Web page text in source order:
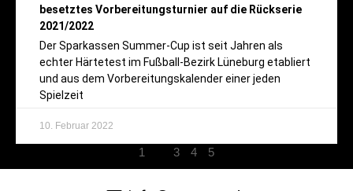
besetztes Vorbereitungsturnier auf die Rückserie
2021/2022
Der Sparkassen Summer-Cup ist seit Jahren als
echter Härtetest im Fußball-Bezirk Lüneburg etabliert
und aus dem Vorbereitungskalender einer jeden
Spielzeit
10. Februar 2022
1 3 4 5